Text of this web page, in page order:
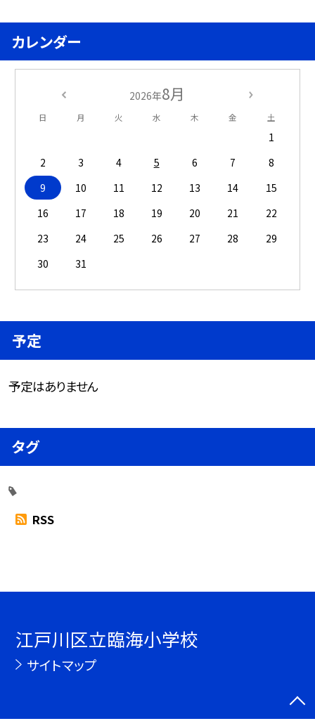
カレンダー
2026年8月
日 月 火 水 木 金 土
1
2
3 4 5 6 7
8
9
10 11 12 13 14
15
16
17 18 19 20 21
22
23
24 25 26 27 28
29
30
31
予定
予定はありません
タグ
RSS
江戸川区立臨海小学校
サイトマップ